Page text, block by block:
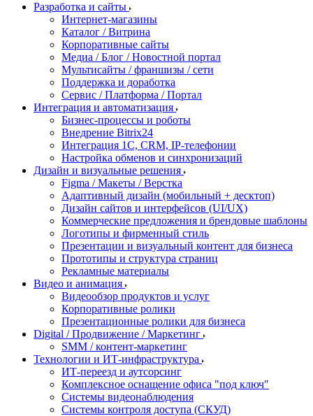
Разработка и сайты
Интернет-магазины
Каталог / Витрина
Корпоративные сайты
Медиа / Блог / Новостной портал
Мультисайты / франшизы / сети
Поддержка и доработка
Сервис / Платформа / Портал
Интеграция и автоматизация
Бизнес-процессы и роботы
Внедрение Bitrix24
Интеграция 1С, CRM, IP-телефонии
Настройка обменов и синхронизаций
Дизайн и визуальные решения
Figma / Макеты / Верстка
Адаптивный дизайн (мобильный + десктоп)
Дизайн сайтов и интерфейсов (UI/UX)
Коммерческие предложения и брендовые шаблоны
Логотипы и фирменный стиль
Презентации и визуальный контент для бизнеса
Прототипы и структура страниц
Рекламные материалы
Видео и анимация
Видеообзор продуктов и услуг
Корпоративные ролики
Презентационные ролики для бизнеса
Digital / Продвижение / Маркетинг
SMM / контент-маркетинг
Технологии и ИТ-инфраструктура
ИТ-переезд и аутсорсинг
Комплексное оснащение офиса "под ключ"
Системы видеонаблюдения
Системы контроля доступа (СКУД)